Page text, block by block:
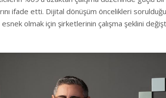
ifade etti. Dijital dönüşüm öncelikleri
olmak için şirketlerinin çalışma şeklini